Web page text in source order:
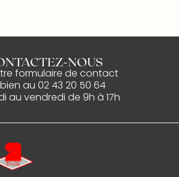
NOUS
formulaire de contact
au 02 43 20 50 64
au vendredi de 9h à 17h